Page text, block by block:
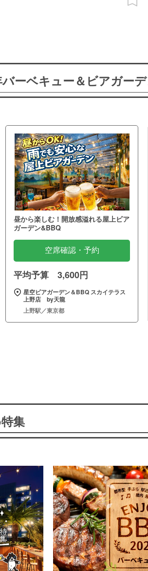
ーベキュー＆ビアガー
昼から楽しむ！開放感溢れる屋上ビア
ガーデン&BBQ
空席確認・予約
平均予算 3,600円
星空ビアガーデン＆BBQ スカイテラス
上野店 by天龍
上野駅／東京都
集